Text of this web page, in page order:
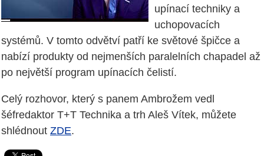
upínací techniky a
uchopovacích
systémů. V tomto odvětví patří ke světové špičce a
nabízí produkty od nejmenších paralelních chapadel až
po největší program upínacích čelistí.
Celý rozhovor, který s panem Ambrožem vedl
šéfredaktor T+T Technika a trh Aleš Vítek, můžete
shlédnout ZDE.